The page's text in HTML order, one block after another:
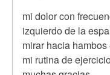
mi dolor con
izquierdo de la
mirar hacia
mi rutina de